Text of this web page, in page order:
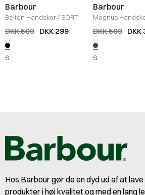
Barbour
Belton Handsker/ SORT
DKK 500 DKK 299
S
Barbour
Magnus
DKK 500 DKK
S
Hos Barbour gør de en dyd ud af at
produkter i høj kvalitet og med en lang